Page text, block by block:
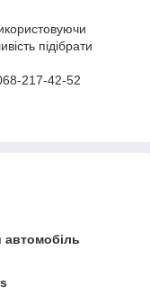
підібрати
217-42-52
автомобіль